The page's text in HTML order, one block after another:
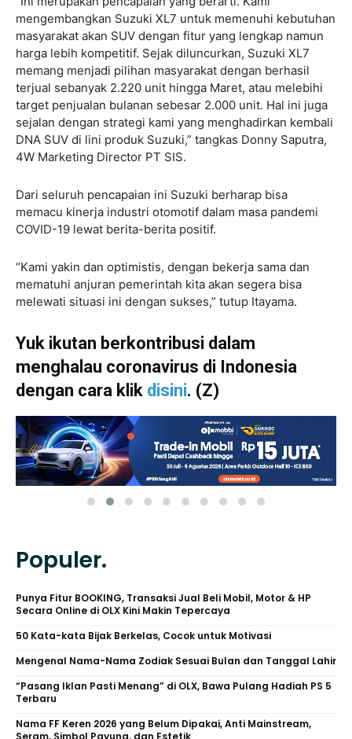
mengembangkan Suzuki XL7 untuk memenuhi kebutuhan
masyarakat akan SUV dengan fitur yang lengkap namun
harga lebih kompetitif. Sejak diluncurkan, Suzuki XL7
memang menjadi pilihan masyarakat dengan berhasil
terjual sebanyak 2.220 unit hingga Maret, atau melebihi
target penjualan bulanan sebesar 2.000 unit. Hal ini juga
sejalan dengan strategi kami yang menghadirkan kembali
DNA SUV di lini produk Suzuki,” tangkas Donny Saputra,
4W Marketing Director PT SIS.
Dari seluruh pencapaian ini Suzuki berharap bisa
memacu kinerja industri otomotif dalam masa pandemi
COVID-19 lewat berita-berita positif.
“Kami yakin dan optimistis, dengan bekerja sama dan
mematuhi anjuran pemerintah kita akan segera bisa
melewati situasi ini dengan sukses,” tutup Itayama.
Yuk ikutan berkontribusi dalam
menghalau coronavirus di Indonesia
dengan cara klik disini. (Z)
Populer.
Punya Fitur BOOKING, Transaksi Jual Beli Mobil, Motor & HP
Secara Online di OLX Kini Makin Tepercaya
50 Kata-kata Bijak Berkelas, Cocok untuk Motivasi
Mengenal Nama-Nama Zodiak Sesuai Bulan dan Tanggal Lahir
“Pasang Iklan Pasti Menang” di OLX, Bawa Pulang Hadiah PS 5
Terbaru
Nama FF Keren 2026 yang Belum Dipakai, Anti Mainstream,
Seram, Simbol Payung, dan Estetik